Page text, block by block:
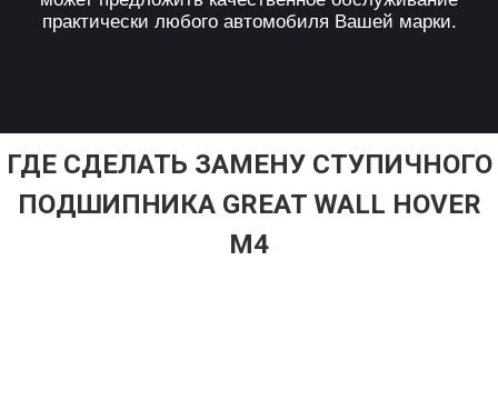
практически любого автомобиля Вашей марки.
ГДЕ СДЕЛАТЬ ЗАМЕНУ СТУПИЧНОГО
ПОДШИПНИКА GREAT WALL HOVER
M4